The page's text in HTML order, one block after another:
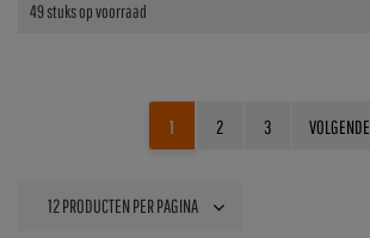
49 stuks op voorraad
1 2 3 VOLGENDE